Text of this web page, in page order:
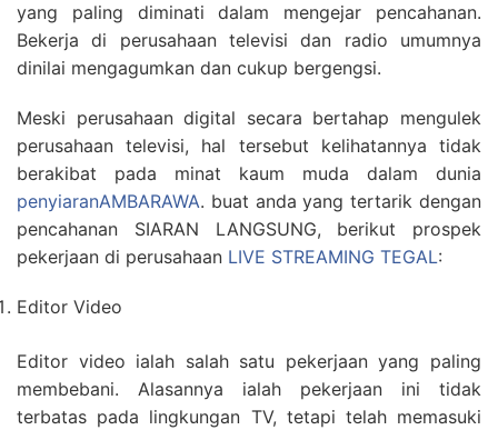
yang paling diminati dalam mengejar pencahanan.
Bekerja di perusahaan televisi dan radio umumnya
dinilai mengagumkan dan cukup bergengsi.
Meski perusahaan digital secara bertahap mengulek
perusahaan televisi, hal tersebut kelihatannya tidak
berakibat pada minat kaum muda dalam dunia
penyiaranAMBARAWA. buat anda yang tertarik dengan
pencahanan SIARAN LANGSUNG, berikut prospek
pekerjaan di perusahaan LIVE STREAMING TEGAL:
Editor Video
Editor video ialah salah satu pekerjaan yang paling
membebani. Alasannya ialah pekerjaan ini tidak
terbatas pada lingkungan TV, tetapi telah memasuki